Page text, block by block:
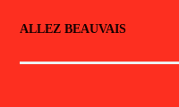
ALLEZ BEAUVAIS